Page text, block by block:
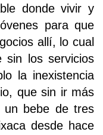
donde vivir y
para que
allí, lo cual
sin los servicios
la inexistencia
que sin ir más
un bebe de tres
desde hace